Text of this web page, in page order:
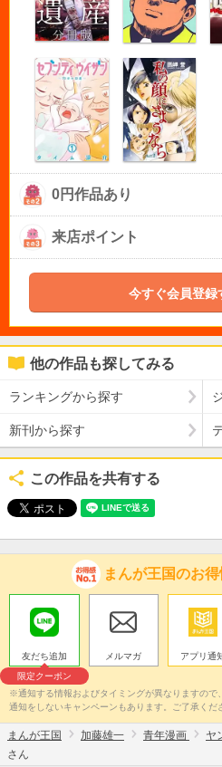
0円作品あり
来店ポイント
今すぐ会員登録
他の作品も探してみる
ランキングから探す
新刊から探す
この作品を共有する
まんが王国のお
友だち追加
限定クーポン
メルマガ アプリ通
※通知する情報およびタイミングが異なりますの
通知をしないキャンペーンもあります。ご了承くだ
まんが王国 加藤雄一 青年漫画 ヤ
さん